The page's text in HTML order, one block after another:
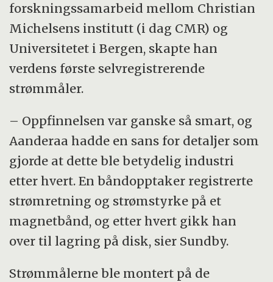
forskningssamarbeid mellom Christian
Michelsens institutt (i dag CMR) og
Universitetet i Bergen, skapte han
verdens første selvregistrerende
strømmåler.
– Oppfinnelsen var ganske så smart, og
Aanderaa hadde en sans for detaljer som
gjorde at dette ble betydelig industri
etter hvert. En båndopptaker registrerte
strømretning og strømstyrke på et
magnetbånd, og etter hvert gikk han
over til lagring på disk, sier Sundby.
Strømmålerne ble montert på de